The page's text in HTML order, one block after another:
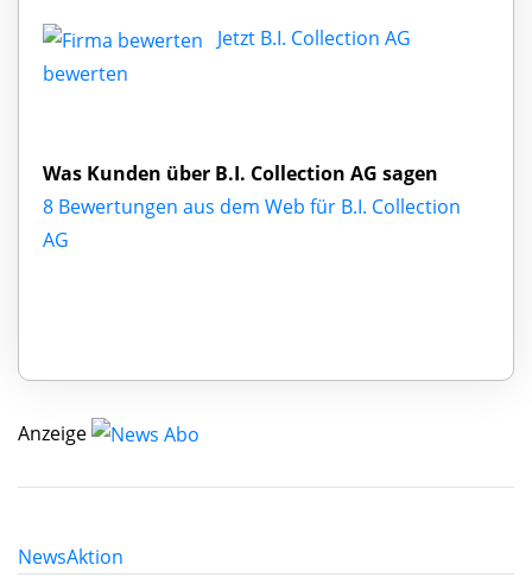
Jetzt B.I. Collection AG
bewerten
Was Kunden über B.I. Collection AG sagen
8 Bewertungen aus dem Web für B.I. Collection
AG
Anzeige
NewsAktion